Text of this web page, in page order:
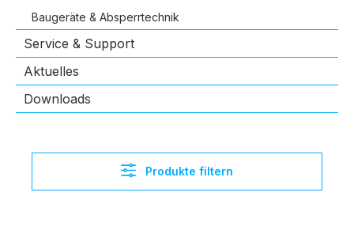
Baugeräte & Absperrtechnik
Service & Support
Aktuelles
Downloads
Produkte filtern